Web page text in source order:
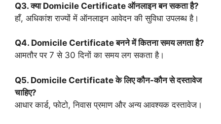
Q3. क्या Domicile Certificate ऑनलाइन बन सकता है?
हाँ, अधिकांश राज्यों में ऑनलाइन आवेदन की सुविधा उपलब्ध है।
Q4. Domicile Certificate बनने में कितना समय लगता है?
आमतौर पर 7 से 30 दिनों का समय लग सकता है।
Q5. Domicile Certificate के लिए कौन-कौन से दस्तावेज
चाहिए?
आधार कार्ड, फोटो, निवास प्रमाण और अन्य आवश्यक दस्तावेज।